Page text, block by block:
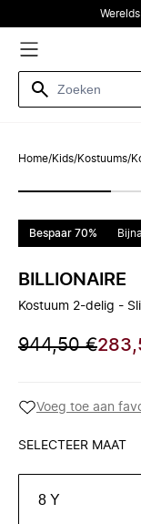
Home/Kids/Kostuums/
Bespaar 70%
BILLIONAIRE
Kostuum 2-delig -
944,50 €
Voeg toe aan
SELECTEER MAAT
8 Y